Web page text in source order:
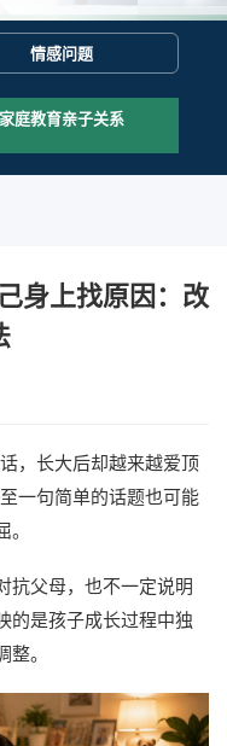
情感问题
家庭教育亲子关系
身上找原因：改
，长大后却越来越爱顶
一句简单的话题也可能
抗父母，也不一定说明
的是孩子成长过程中独
。